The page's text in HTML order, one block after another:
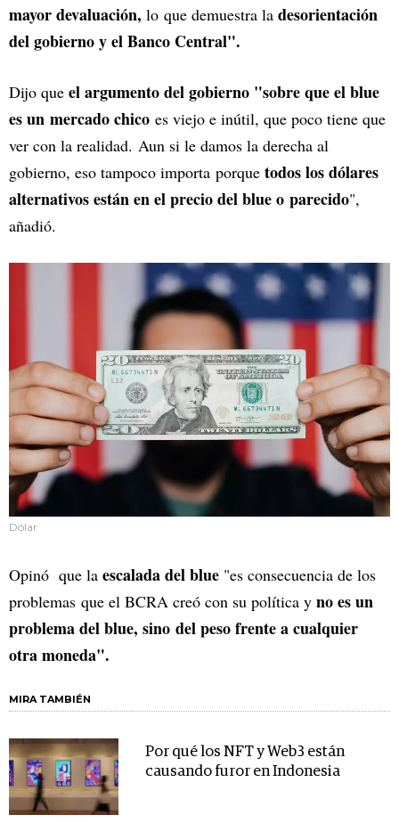
mayor devaluación, lo que demuestra la desorientación
del gobierno y el Banco Central".
Dijo que el argumento del gobierno "sobre que el blue
es un mercado chico es viejo e inútil, que poco tiene que
ver con la realidad. Aun si le damos la derecha al
gobierno, eso tampoco importa porque todos los dólares
alternativos están en el precio del blue o parecido",
añadió.
Dólar
Opinó que la escalada del blue "es consecuencia de los
problemas que el BCRA creó con su política y no es un
problema del blue, sino del peso frente a cualquier
otra moneda".
MIRA TAMBIÉN
Por qué los NFT y Web3 están
causando furor en Indonesia